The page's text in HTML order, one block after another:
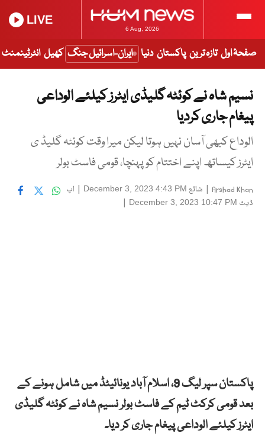
6 Aug, 2026
LIVE
صفحۂ اول تازہ ترین پاکستان دنیا ایران-اسرائیل جنگ کھیل انٹرٹینمنٹ
نسیم شاہ نے کوئٹہ گلیڈی ایٹرز کیلئے الوداعی
پیغام جاری کردیا
الوداع کبھی آسان نہیں ہوتا لیکن میرا وقت کوئٹہ گلیڈ ی
ایٹرز کیساتھ اپنے اختتام کو پہنچا، قومی فاسٹ بولر
Arshad Khan
| شائع December 3, 2023 4:43 PM
| اپ
ڈیٹ December 3, 2023 10:47 PM
|
پاکستان سپر لیگ 9، اسلام آباد یونائیٹڈ میں شامل ہونے کے
بعد قومی کرکٹ ٹیم کے فاسٹ بولر نسیم شاہ نے کوئٹہ گلیڈی
ایٹرز کیلئے الوداعی پیغام جاری کر دیا۔